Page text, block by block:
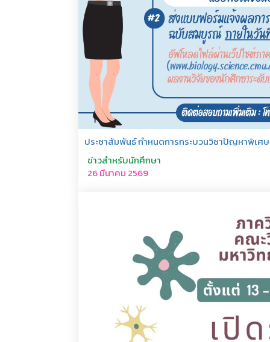
ประชาสัมพันธ์ กำหนดการกระบวนวิชาปัญหาพิเศ
ข่าวสำหรับนักศึกษา
26 มีนาคม 2569